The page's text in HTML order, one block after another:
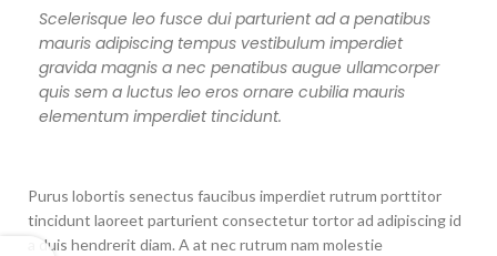
Scelerisque leo fusce dui parturient ad a penatibus
mauris adipiscing tempus vestibulum imperdiet
gravida magnis a nec penatibus augue ullamcorper
quis sem a luctus leo eros ornare cubilia mauris
elementum imperdiet tincidunt.
Purus lobortis senectus faucibus imperdiet rutrum porttitor
tincidunt laoreet parturient consectetur tortor ad adipiscing id
a duis hendrerit diam. A at nec rutrum nam molestie